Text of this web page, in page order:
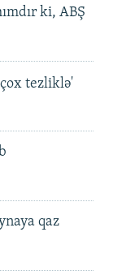
ki, ABŞ
tezliklə'
qaz